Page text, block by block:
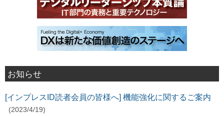
お知らせ
[インプレスID読者会員の皆様へ] 機能強化に関するご案内
(2023/4/19)